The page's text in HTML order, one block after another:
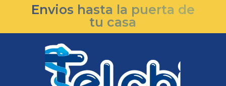
Envios hasta la puerta de
tu casa